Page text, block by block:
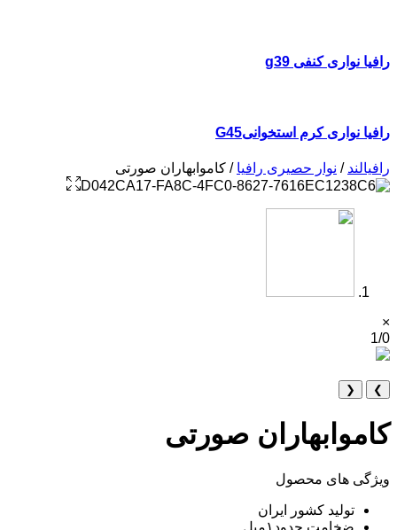
رافیا نواری کنفی g39
رافیا نواری کرم استخوانیG45
رافیالند / نوار حصیری رافیا / کاموابهاران صورتی
×
1/0
❯
❮
کاموابهاران صورتی
ویژگی های محصول
تولید کشور ایران
ضخامت حدود۱میل